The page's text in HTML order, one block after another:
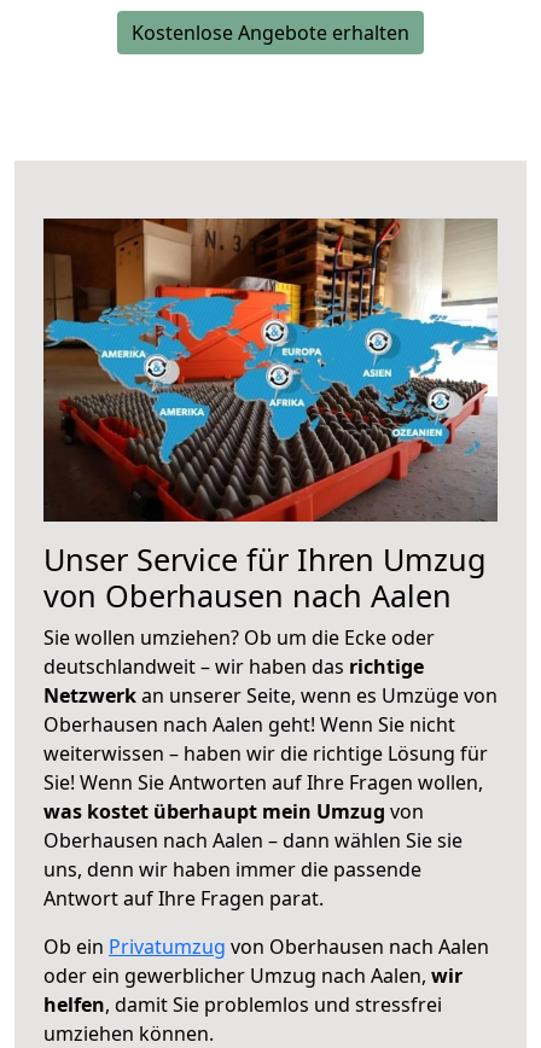
Kostenlose Angebote erhalten
Unser Service für Ihren Umzug
von Oberhausen nach Aalen
Sie wollen umziehen? Ob um die Ecke oder
deutschlandweit – wir haben das richtige
Netzwerkan unserer Seite, wenn es Umzüge von
Oberhausen nach Aalen geht! Wenn Sie nicht
weiterwissen – haben wir die richtige Lösung für
Sie! Wenn Sie Antworten auf Ihre Fragen wollen,
was kostet überhaupt mein Umzug von
Oberhausen nach Aalen – dann wählen Sie sie
uns, denn wir haben immer die passende
Antwort auf Ihre Fragen parat.
Ob ein Privatumzug von Oberhausen nach Aalen
oder ein gewerblicher Umzug nach Aalen, wir
helfen, damit Sie problemlos und stressfrei
umziehen können.